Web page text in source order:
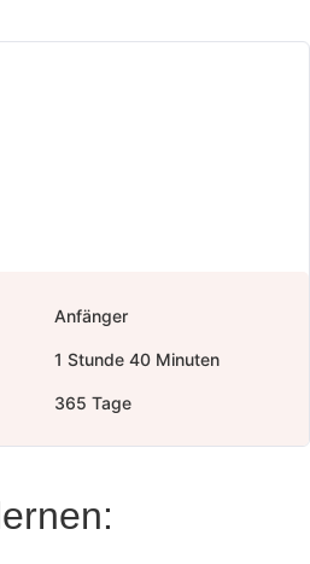
Anfänger
1 Stunde 40 Minuten
365 Tage